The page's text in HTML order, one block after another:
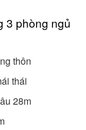
3 phòng ngủ
thôn
thái
28m